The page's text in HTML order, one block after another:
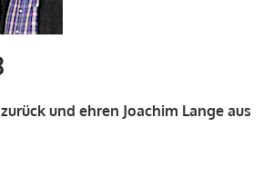
und ehren Joachim Lange aus